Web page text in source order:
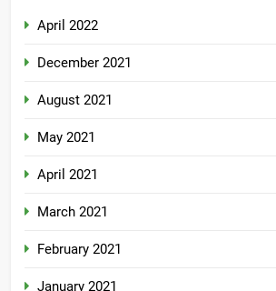
April 2022
December 2021
August 2021
May 2021
April 2021
March 2021
February 2021
January 2021